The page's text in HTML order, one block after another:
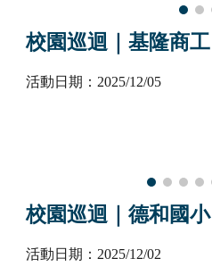
校園巡迴｜基隆商工
活動日期：2025/1 2/05
校園巡迴｜德和國小
活動日期：2025/1 2/02